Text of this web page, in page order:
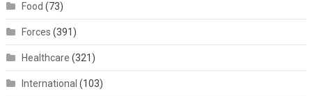
Food (73)
Forces (391)
Healthcare (321)
International (103)